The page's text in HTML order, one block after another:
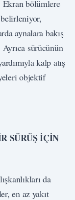
Ekran bölümlere
aynalara bakış
sürücünün
kalp atış
objektif
SÜRÜŞ İÇİN
da
en az yakıt